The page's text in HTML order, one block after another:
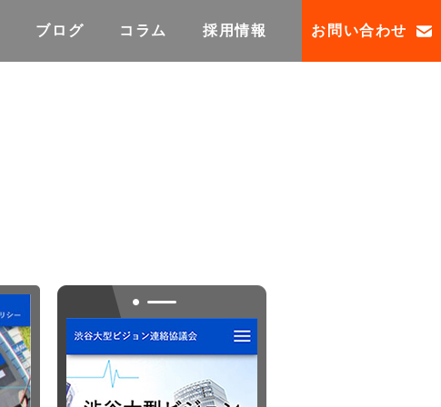
ブログ コラム 採用情報 お問い合わせ